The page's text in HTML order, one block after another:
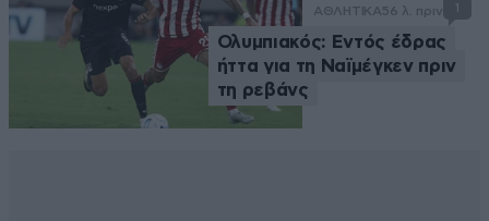
ΑΘΛΗΤΙΚΑ56 λ. πριν 1
Ολυμπιακός: Εντός έδρας
ήττα για τη Ναϊμέγκεν πριν
τη ρεβάνς